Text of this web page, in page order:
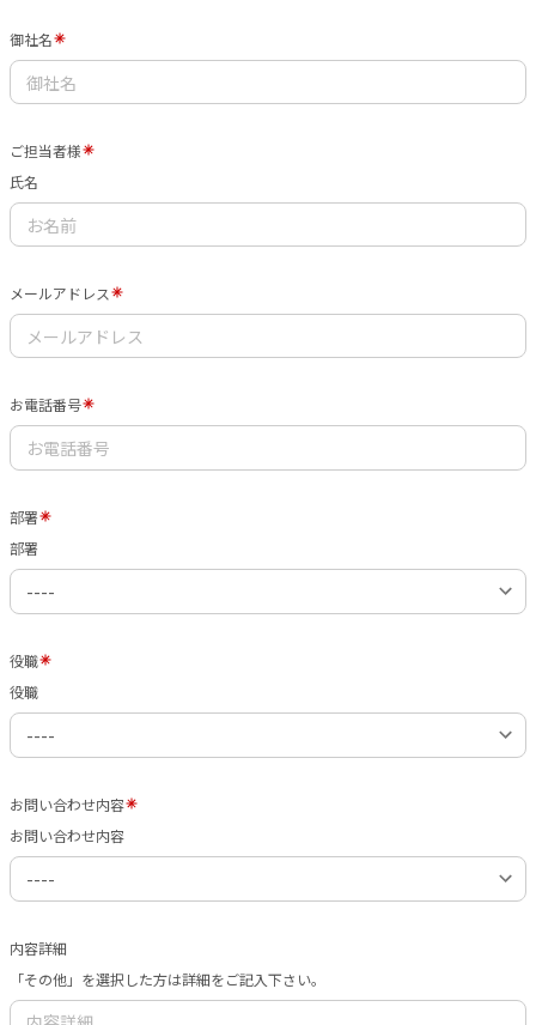
御社名
ご担当者様
氏名
メールアドレス
お電話番号
部署
部署
役職
役職
お問い合わせ内容
お問い合わせ内容
内容詳細
「その他」を選択した方は詳細をご記入下さい。